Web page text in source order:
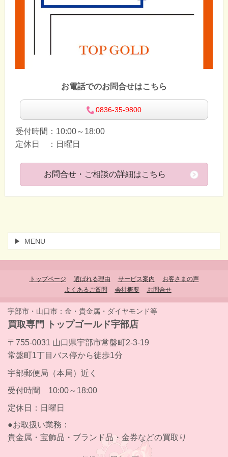
お電話でのお問合せはこちら
0836-35-9800
受付時間：10:00～18:00
定休日 ：日曜日
お問合せ・ご相談の詳細はこちら
MENU
トップページ 選ばれる理由 サービス案内
お客さまの声
よくあるご質問
会社概要 お問合せ
宇部市・山口市：金・貴金属・ダイヤモンド等
買取専門 トップゴールド宇部店
〒755-0031 山口県宇部市常盤町2-3-19
常盤町1丁目バス停から徒歩1分
宇部郵便局（本局）近く
受付時間 10:00～18:00
定休日：日曜日
●お取扱い業務：
貴金属・宝飾品・ブランド品・金券などの買取り